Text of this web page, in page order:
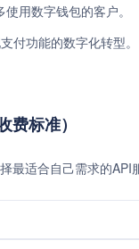
用数字钱包的客户。
付功能的数字化转型。
标准）
最适合自己需求的